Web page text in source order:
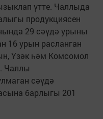
үтте. Чаллыда
продукциясен
29 сәүдә урыны
16 урын расланган
Үзәк һәм Комсомол
Чаллы
сәүдә
барлыгы 201